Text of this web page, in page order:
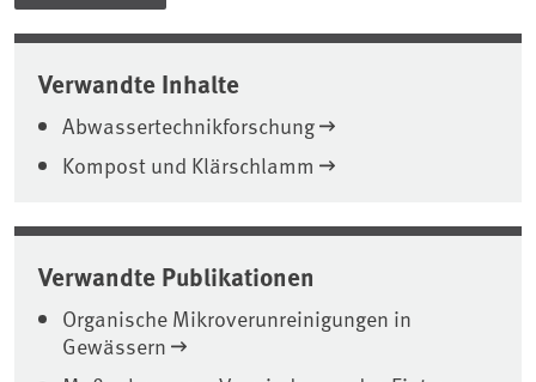
Verwandte Inhalte
Abwassertechnikforschung
Kompost und Klärschlamm
Verwandte Publikationen
Organische Mikroverunreinigungen in
Gewässern